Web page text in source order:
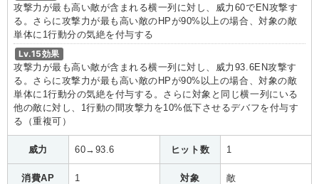
攻撃力が最も高い敵が含まれる横一列に対し、威力60でEN攻撃す
る。さらに攻撃力が最も高い敵のHPが90%以上の場合、対象の敵
単体に1行動分の気絶を付与する
Lv.15効果
攻撃力が最も高い敵が含まれる横一列に対し、威力93.6EN攻撃す
る。さらに攻撃力が最も高い敵のHPが90%以上の場合、対象の敵
単体に1行動分の気絶を付与する。さらに対象と同じ横一列にいる
他の敵に対し、1行動の間攻撃力を10%低下させるデバフを付与す
る（重複可）
威力 60→93.6 ヒット数 1
消費AP 1 対象 敵